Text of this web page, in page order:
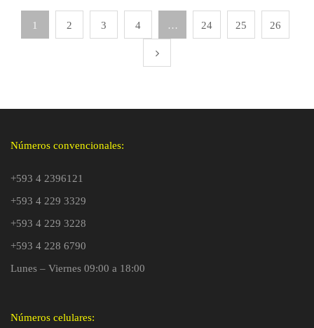
1 2 3 4 … 24 25 26
Números convencionales:
+593 4 2396121
+593 4 229 3329
+593 4 229 3228
+593 4 228 6790
Lunes – Viernes 09:00 a 18:00
Números celulares: